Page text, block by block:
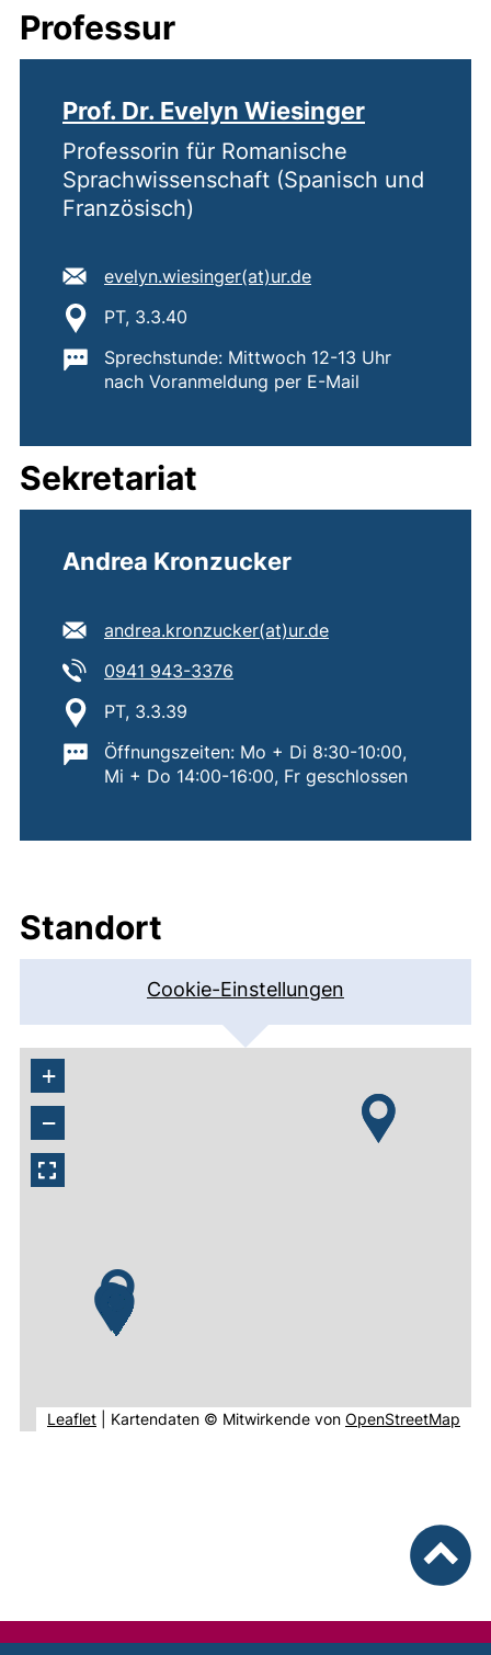
Professur
Prof. Dr. Evelyn Wiesinger
Professorin für Romanische
Sprachwissenschaft (Spanisch und
Französisch)
E-Mail Adresse:
evelyn.wiesinger​(at)​ur.de(öffnet Ihr E-Mail-
Standort:
PT, 3.3.40
Wichtige Informationen:
Sprechstunde: Mittwoch 12-13 Uhr
nach Voranmeldung per E-Mail
Sekretariat
Andrea Kronzucker
E-Mail Adresse:
andrea.kronzucker​(at)​ur.de(öffnet Ihr E-Mail-
Tel:
0941 943-3376
Standort:
PT, 3.3.39
Wichtige Informationen:
Öffnungszeiten: Mo + Di 8:30-10:00,
Mi + Do 14:00-16:00, Fr geschlossen
Standort
Cookie-Einstellungen
+
−
Leaflet(externer Link, öffnet neues Fenster).
Kartendaten © Mitwirkende von OpenStreetMap